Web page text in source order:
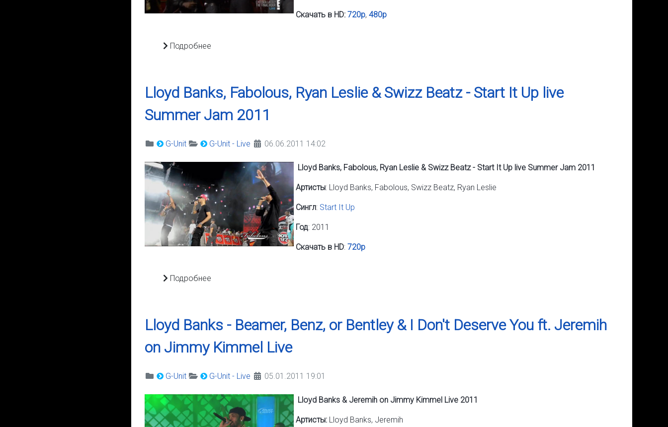
Скачать в HD: 720p, 480p
Подробнее
Lloyd Banks, Fabolous, Ryan Leslie & Swizz Beatz - Start It Up live
Summer Jam 2011
G-Unit G-Unit - Live 06.06.2011 14:02
Lloyd Banks, Fabolous, Ryan Leslie & Swizz Beatz - Start It Up live Summer Jam 2011
Артисты: Lloyd Banks, Fabolous, Swizz Beatz, Ryan Leslie
Сингл: Start It Up
Год: 2011
Скачать в HD: 720p
Подробнее
Lloyd Banks - Beamer, Benz, or Bentley & I Don't Deserve You ft. Jeremih
on Jimmy Kimmel Live
G-Unit G-Unit - Live 05.01.2011 19:01
Lloyd Banks & Jeremih on Jimmy Kimmel Live 2011
Артисты: Lloyd Banks, Jeremih